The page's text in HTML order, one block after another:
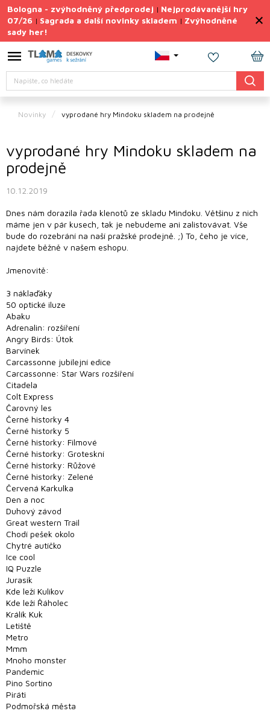
Přejít
na
obsah
Bologna - zvýhodněný předprodej | Nejprodávanější hry
07/26 | Sagrada a další novinky skladem | Zvýhodněné
sady her!
Hledat
Výprodej
deskovek
Letní
sady
her
Deskové
hry
ke hrám
Vše
podle
Předprodej
Bazar
deskových
her
Poškozené
krabice
nebo
rozbalené
LEGO®
Knihy, RPG
a
gamebooky
Venkovní
hry
Hlavolamy
Modely,
stavebnice
a puzzle
Oblečení a
Merchandise
Magic
The
Gathering
Pokémon
Novinky vyprodané hry Mindoku skladem na prodejně
vyprodané hry Mindoku skladem na
prodejně
10.12.2019
Dnes nám dorazila řada klenotů ze skladu Mindoku. Většinu z nich
máme jen v pár kusech, tak je nebudeme ani zalistovávat. Vše
bude do rozebrání na naší pražské prodejně. ;) To, čeho je více,
najdete běžně v našem eshopu.
Jmenovitě:
3 náklaďáky
50 optické iluze
Abaku
Adrenalin: rozšíření
Angry Birds: Útok
Barvínek
Carcassonne jubilejní edice
Carcassonne: Star Wars rozšíření
Citadela
Colt Express
Čarovný les
Černé historky 4
Černé historky 5
Černé historky: Filmové
Černé historky: Groteskní
Černé historky: Růžové
Černé historky: Zelené
Červená Karkulka
Den a noc
Duhový závod
Great western Trail
Chodí pešek okolo
Chytré autíčko
Ice cool
IQ Puzzle
Jurasik
Kde leží Kulíkov
Kde leží Řáholec
Králík Kuk
Letiště
Metro
Mmm
Mnoho monster
Pandemic
Pino Sortino
Piráti
Podmořská města